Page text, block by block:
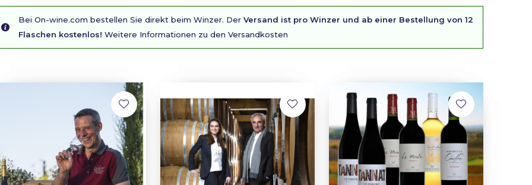
Bei On-wine.com bestellen Sie direkt beim Winzer. Der Versand ist pro Winzer und ab einer Bestellung von 12
Flaschen kostenlos! Weitere Informationen zu den Versandkosten